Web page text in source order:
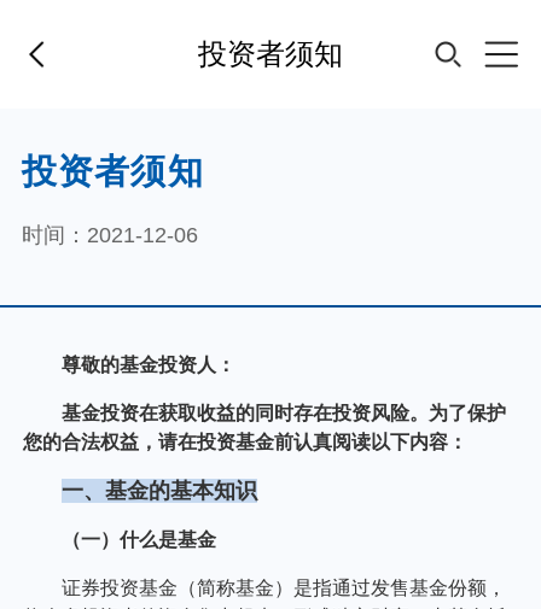
投资者须知
首页
基金经理
基金产品
个人养老金
投资者须知
时间：2021-12-06